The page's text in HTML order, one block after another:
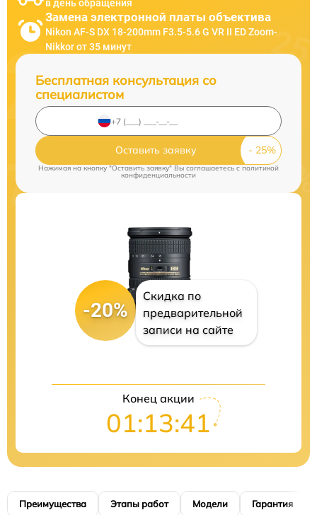
в день обращения
Замена электронной платы объектива
Nikon AF-S DX 18-200mm F3.5-5.6 G VR II ED Zoom-
Nikkor от 35 минут
Бесплатная консультация со
специалистом
Оставить заявку
Нажимая на кнопку "Оставить заявку" Вы соглашаетесь cполитикой
конфиденциальности
-20%
Скидка по
предварительной
записи на сайте
Конец акции
01:13:40
Преимущества Этапы работ Модели Гарантия